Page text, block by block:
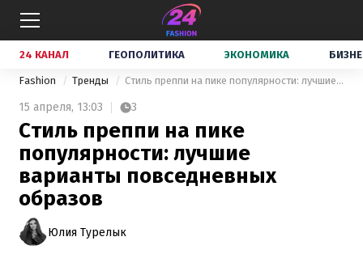
24 КАНАЛ ГЕОПОЛИТИКА ЭКОНОМИКА
Fashion Тренды Стиль преппи на пике популярности: лучшие варианты повседневных образов
15 апреля, 13:03 3
Стиль преппи на пике
популярности: лучшие
варианты повседневных
образов
Юлия Турелык